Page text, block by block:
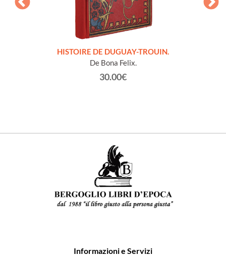
HISTOIRE DE DUGUAY-TROUIN.
De Bona Felix.
30.00€
Informazioni e Servizi